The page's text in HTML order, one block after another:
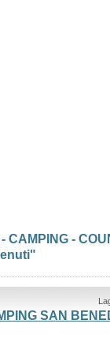
CAMPING -
SAN